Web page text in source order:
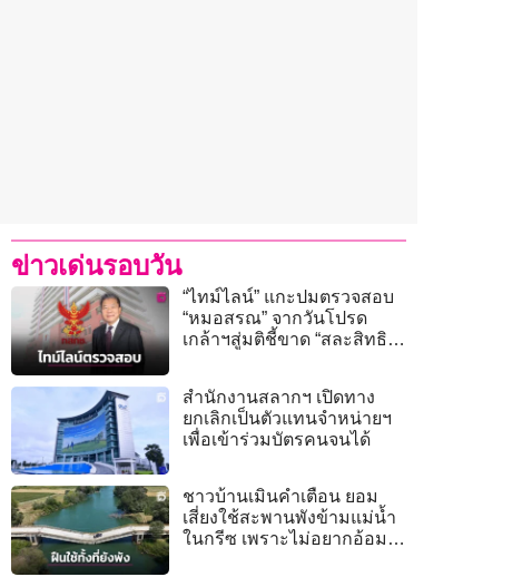
ข่าวเด่นรอบวัน
“ไทม์ไลน์” แกะปมตรวจสอบ
“หมอสรณ” จากวันโปรด
เกล้าฯสู่มติชี้ขาด “สละสิทธิ
สำนักงานสลากฯ เปิดทาง
ยกเลิกเป็นตัวแทนจำหน่ายฯ
เพื่อเข้าร่วมบัตรคนจนได้
ชาวบ้านเมินคำเตือน ยอม
เสี่ยงใช้สะพานพังข้ามแม่น้ำ
ในกรีซ เพราะไม่อยากอ้อม